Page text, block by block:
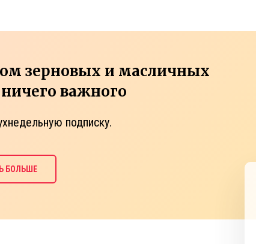
зерновых и масличных
важного
подписку.